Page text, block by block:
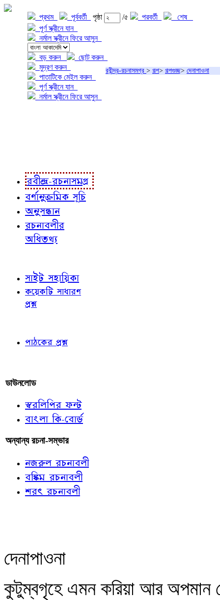
প্রথম পূর্ববর্তী পৃষ্ঠা /৫ পরবর্তী
শেষ
পূর্ণ স্ক্রীনে যান
নর্মাল স্ক্রীনে ফিরে আসুন
বড় করুন
ছোট করুন
মুদ্রণ করুন
পাতাটিকে মেইল করুন
পূর্ণ স্ক্রীনে যান
নর্মাল স্ক্রীনে ফিরে আসুন
রবীন্দ্র-রচনাসমগ্র > গল্প> গল্পগুচ্ছ> দেনাপাওনা
রবীন্দ্র-রচনাসমগ্র
বর্ণানুক্রমিক সূচি
অনুসন্ধান
রচনাবলীর
অধিতথ্য
সাইট সহায়িকা
কয়েকটি সাধারণ
প্রশ্ন
পাঠকের প্রশ্ন
ডাউনলোড
স্বরলিপির ফন্ট
বাংলা কি-বোর্ড
অন্যান্য রচনা-সম্ভার
নজরুল রচনাবলী
বঙ্কিম রচনাবলী
শরৎ রচনাবলী
দেনাপাওনা
কুটুম্বগৃহে এমন করিয়া আর অপমান